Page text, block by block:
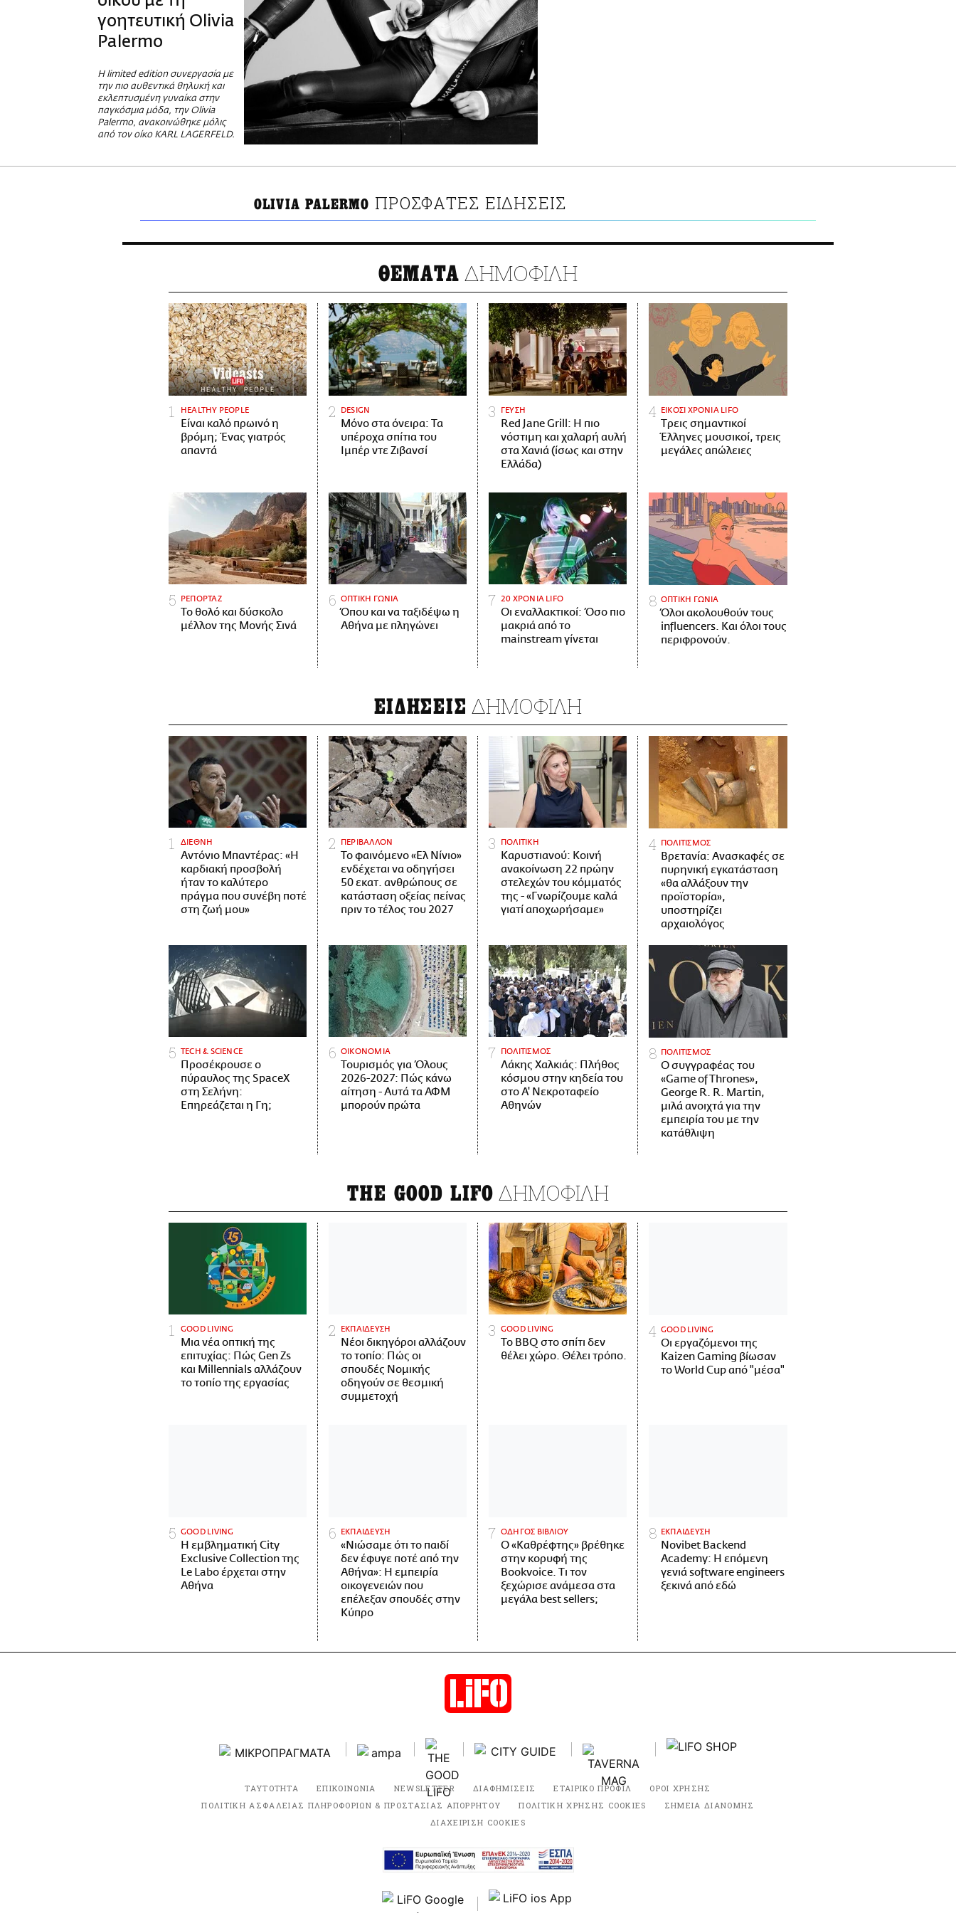
γοητευτική Olivia
Palermo
Η limited edition συνεργασία με
την πιο αυθεντικά θηλυκή και
εκλεπτυσμένη γυναίκα στην
παγκόσμια μόδα, την Olivia
Palermo, ανακοινώθηκε μόλις
από τον οίκο KARL LAGERFELD.
OLIVIA PALERMO ΠΡΟΣΦΑΤΕΣ ΕΙΔΗΣΕΙΣ
ΘΕΜΑΤΑ ΔΗΜΟΦΙΛΗ
HEALTHY PEOPLE
Είναι καλό πρωινό η
βρόμη; Ένας γιατρός
απαντά
DESIGN
Μόνο στα όνειρα: Τα
υπέροχα σπίτια του
Ιμπέρ ντε Ζιβανσί
ΓΕΥΣΗ
Red Jane Grill: Η πιο
νόστιμη και χαλαρή αυλή
στα Χανιά (ίσως και στην
Ελλάδα)
ΕΙΚΟΣΙ ΧΡΟΝΙΑ LIFO
Tρεις σημαντικοί
Έλληνες μουσικοί, τρεις
μεγάλες απώλειες
ΡΕΠΟΡΤΑΖ
Το θολό και δύσκολο
μέλλον της Μονής Σινά
ΟΠΤΙΚΗ ΓΩΝΙΑ
Όπου και να ταξιδέψω η
Αθήνα με πληγώνει
20 ΧΡΟΝΙΑ LIFO
Οι εναλλακτικοί: Όσο πιο
μακριά από το
mainstream γίνεται
ΟΠΤΙΚΗ ΓΩΝΙΑ
Όλοι ακολουθούν τους
influencers. Και όλοι τους
περιφρονούν.
ΕΙΔΗΣΕΙΣ ΔΗΜΟΦΙΛΗ
ΔΙΕΘΝΗ
Αντόνιο Μπαντέρας: «Η
καρδιακή προσβολή
ήταν το καλύτερο
πράγμα που συνέβη ποτέ
στη ζωή μου»
ΠΕΡΙΒΑΛΛΟΝ
Το φαινόμενο «Ελ Νίνιο»
ενδέχεται να οδηγήσει
50 εκατ. ανθρώπους σε
κατάσταση οξείας πείνας
πριν το τέλος του 2027
ΠΟΛΙΤΙΚΗ
Καρυστιανού: Κοινή
ανακοίνωση 22 πρώην
στελεχών του κόμματός
της - «Γνωρίζουμε καλά
γιατί αποχωρήσαμε»
ΠΟΛΙΤΙΣΜΟΣ
Βρετανία: Ανασκαφές σε
πυρηνική εγκατάσταση
«θα αλλάξουν την
προϊστορία»,
υποστηρίζει
αρχαιολόγος
ΤECH & SCIENCE
Προσέκρουσε ο
πύραυλος της SpaceX
στη Σελήνη:
Επηρεάζεται η Γη;
ΟΙΚΟΝΟΜΙΑ
Τουρισμός για Όλους
2026-2027: Πώς κάνω
αίτηση - Αυτά τα ΑΦΜ
μπορούν πρώτα
ΠΟΛΙΤΙΣΜΟΣ
Λάκης Χαλκιάς: Πλήθος
κόσμου στην κηδεία του
στο Α' Νεκροταφείο
Αθηνών
ΠΟΛΙΤΙΣΜΟΣ
Ο συγγραφέας του
«Game of Thrones»,
George R. R. Martin,
μιλά ανοιχτά για την
εμπειρία του με την
κατάθλιψη
THE GOOD LIFO ΔΗΜΟΦΙΛΗ
GOOD LIVING
Μια νέα οπτική της
επιτυχίας: Πώς Gen Zs
και Millennials αλλάζουν
το τοπίο της εργασίας
ΕΚΠΑΙΔΕΥΣΗ
Νέοι δικηγόροι αλλάζουν
το τοπίο: Πώς οι
σπουδές Νομικής
οδηγούν σε θεσμική
συμμετοχή
GOOD LIVING
Το BBQ στο σπίτι δεν
θέλει χώρο. Θέλει τρόπο.
GOOD LIVING
Οι εργαζόμενοι της
Kaizen Gaming βίωσαν
το World Cup από "μέσα"
GOOD LIVING
Η εμβληματική City
Exclusive Collection της
Le Labo έρχεται στην
Αθήνα
ΕΚΠΑΙΔΕΥΣΗ
«Νιώσαμε ότι το παιδί
δεν έφυγε ποτέ από την
Αθήνα»: Η εμπειρία
οικογενειών που
επέλεξαν σπουδές στην
Κύπρο
ΟΔΗΓΟΣ ΒΙΒΛΙΟΥ
Ο «Καθρέφτης» βρέθηκε
στην κορυφή της
Bookvoice. Τι τον
ξεχώρισε ανάμεσα στα
μεγάλα best sellers;
ΕΚΠΑΙΔΕΥΣΗ
Novibet Backend
Academy: Η επόμενη
γενιά software engineers
ξεκινά από εδώ
ΤΑΥΤΟΤΗΤΑ ΕΠΙΚΟΙΝΩΝΙΑ NEWSLETTER ΔΙΑΦΗΜΙΣΕΙΣ ΕΤΑΙΡΙΚΟ ΠΡΟΦΙΛ
ΟΡΟΙ ΧΡΗΣΗΣ
ΠΟΛΙΤΙΚΗ ΑΣΦΑΛΕΙΑΣ ΠΛΗΡΟΦΟΡΙΩΝ & ΠΡΟΣΤΑΣΙΑΣ ΑΠΟΡΡΗΤΟΥ
ΠΟΛΙΤΙΚΗ ΧΡΗΣΗΣ COOKIES
ΣΗΜΕΙΑ ΔΙΑΝΟΜΗΣ
ΔΙΑΧΕΙΡΙΣΗ COOKIES